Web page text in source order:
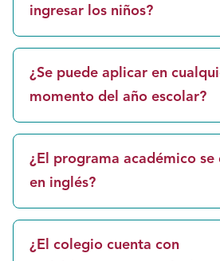
ingresar los niños?
¿Se puede aplicar en
momento del año escolar?
¿El programa académico se
en inglés?
¿El colegio cuenta con